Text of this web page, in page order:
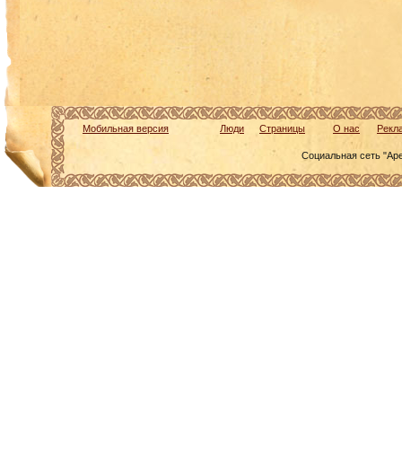
Мобильная версия Люди Страницы О нас
Социальная сеть